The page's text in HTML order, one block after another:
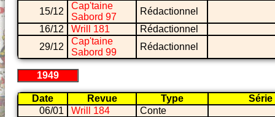
15/12
Cap'taine
Sabord 97
Rédactionnel
16/12
Wrill 181
Rédactionnel
29/12
Cap'taine
Sabord 99
Rédactionnel
1949
Date Revue Type
Série
06/01
Wrill 184
Conte